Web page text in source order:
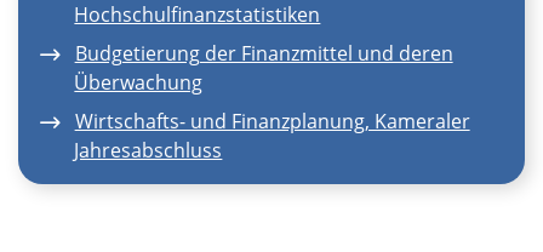
Hochschulfinanzstatistiken
Budgetierung der Finanzmittel und deren
Überwachung
Wirtschafts- und Finanzplanung, Kameraler
Jahresabschluss